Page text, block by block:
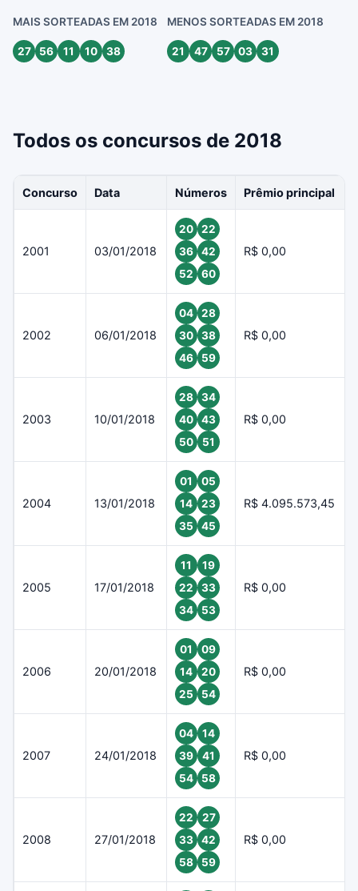
MAIS SORTEADAS EM 2018
27 56 11 10 38
MENOS SORTEADAS EM 2018
21 47 57 03 31
Todos os concursos de 2018
Concurso Data Números Prêmio principal
2001 03/01/2018
20
22
36
42
52
60
R$ 0,00
2002 06/01/2018
04
28
30
38
46
59
R$ 0,00
2003 10/01/2018
28
34
40
43
50
51
R$ 0,00
2004 13/01/2018
01
05
14
23
35
45
R$ 4.095.573,45
2005 17/01/2018
11
19
22
33
34
53
R$ 0,00
2006 20/01/2018
01
09
14
20
25
54
R$ 0,00
2007 24/01/2018
04
14
39
41
54
58
R$ 0,00
2008 27/01/2018
22
27
33
42
58
59
R$ 0,00